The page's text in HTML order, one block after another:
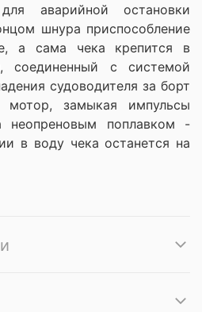
аварийной остановки
шнура приспособление
а сама чека крепится в
соединенный с системой
судоводителя за борт
замыкая импульсы
неопреновым поплавком -
в воду чека останется на